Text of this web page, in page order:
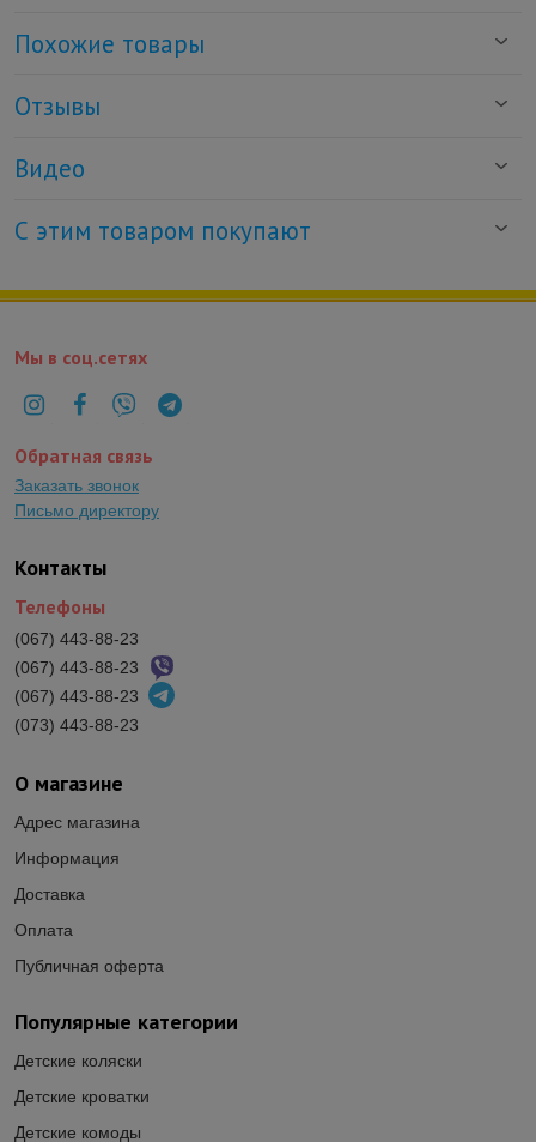
Похожие товары
Отзывы
Видео
С этим товаром покупают
Популярные категории
Детские коляски
Детские кроватки
Детские комоды
О магазине
Адрес магазина
Информация
Доставка
Оплата
Публичная оферта
Контакты
Телефоны
(067) 443-88-23
(067) 443-88-23
(067) 443-88-23
(073) 443-88-23
Мы в соц.сетях
Обратная связь
Заказать звонок
Письмо директору